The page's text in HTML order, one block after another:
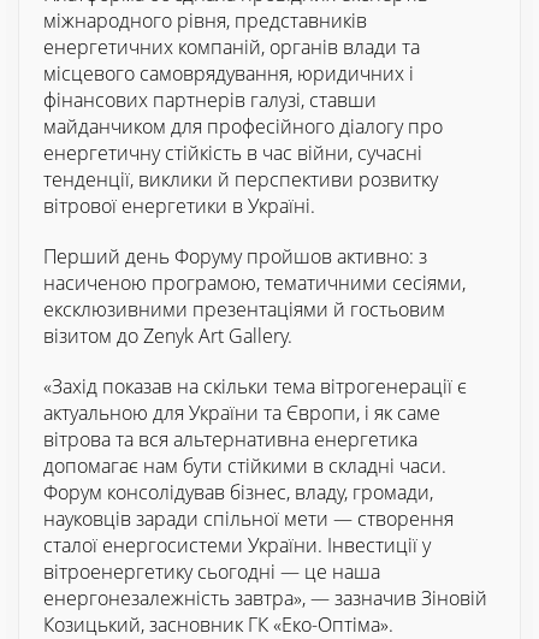
міжнародного рівня, представників
енергетичних компаній, органів влади та
місцевого самоврядування, юридичних і
фінансових партнерів галузі, ставши
майданчиком для професійного діалогу про
енергетичну стійкість в час війни, сучасні
тенденції, виклики й перспективи розвитку
вітрової енергетики в Україні.
Перший день Форуму пройшов активно: з
насиченою програмою, тематичними сесіями,
ексклюзивними презентаціями й гостьовим
візитом до Zenyk Art Gallery.
«Захід показав на скільки тема вітрогенерації є
актуальною для України та Європи, і як саме
вітрова та вся альтернативна енергетика
допомагає нам бути стійкими в складні часи.
Форум консолідував бізнес, владу, громади,
науковців заради спільної мети — створення
сталої енергосистеми України. Інвестиції у
вітроенергетику сьогодні — це наша
енергонезалежність завтра», — зазначив Зіновій
Козицький, засновник ГК «Еко-Оптіма».